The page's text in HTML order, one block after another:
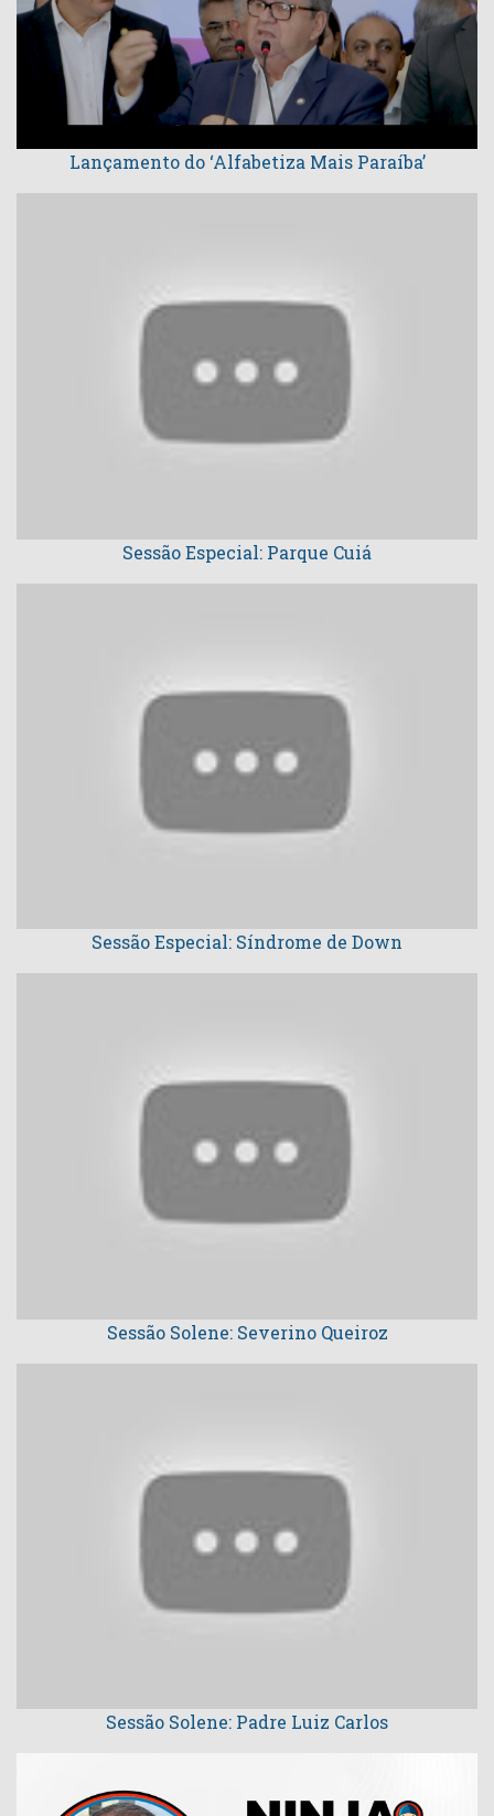
Lançamento do ‘Alfabetiza Mais Paraíba’
Sessão Especial: Parque Cuiá
Sessão Especial: Síndrome de Down
Sessão Solene: Severino Queiroz
Sessão Solene: Padre Luiz Carlos